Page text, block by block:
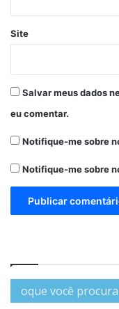
Site
Salvar meus dados
eu comentar.
Notifique-me sobre
Notifique-me sobre